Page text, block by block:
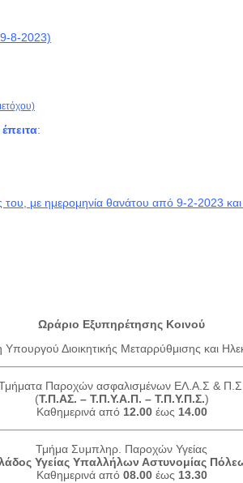
9-8-2023)
:
του, με ημερομηνία θανάτου από 9-2-2023 και
Ωράριο Εξυπηρέτησης Κοινού
Διοικητικής Μεταρρύθμισης και
Παροχών ασφαλισμένων ΕΛ.Α.Σ &
(Τ.Π.ΑΣ. – Τ.Π.Υ.Α.Π. – Τ.Π.Υ.Π.Σ.)
Καθημερινά από 12.00 έως 14.00
Τμήμα Συμπληρ. Παροχών Υγείας
Υγείας Υπαλλήλων Αστυνομίας
Καθημερινά από 08.00έως 13.30